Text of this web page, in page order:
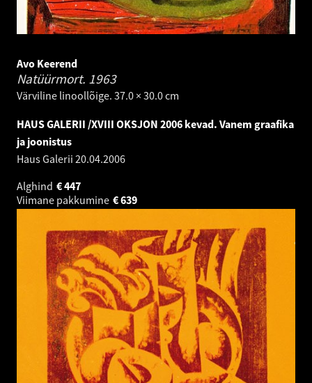
Avo Keerend
Natüürmort. 1963
Värviline linoollõige. 37.0 × 30.0 cm
HAUS GALERII /XVIII OKSJON 2006 kevad. Vanem graafika
ja joonistus
Haus Galerii 20.04.2006
Alghind
447
€
Viimane pakkumine
639
€